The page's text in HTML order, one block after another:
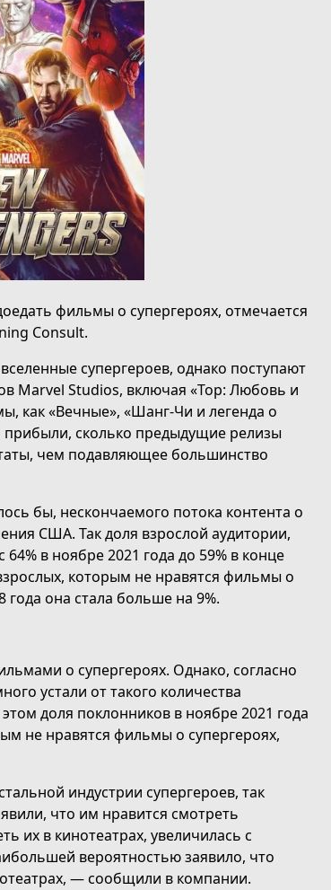
фильмы о супергероях, отмечается
Consult.
супергероев, однако поступают
Marvel Studios, включая «Тор: Любовь и
как «Вечные», «Шанг-Чи и легенда о
прибыли, сколько предыдущие релизы
чем подавляющее большинство
бы, нескончаемого потока контента о
США. Так доля взрослой аудитории,
в ноябре 2021 года до 59% в конце
которым не нравятся фильмы о
года она стала больше на 9%.
о супергероях. Однако, согласно
устали от такого количества
доля поклонников в ноябре 2021 года
не нравятся фильмы о супергероях,
индустрии супергероев, так
что им нравится смотреть
их в кинотеатрах, увеличилась с
вероятностью заявило, что
— сообщили в компании.